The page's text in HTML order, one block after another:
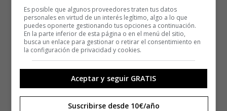
Es posible que algunos proveedores traten tus datos
personales en virtud de un interés legítimo, algo a lo que
puedes oponerte gestionando tus opciones a continuación.
En la parte inferior de esta página o en el menú del sitio,
busca un enlace para gestionar o retirar el consentimiento en
la configuración de privacidad y cookies.
Aceptar y seguir GRATIS
Suscribirse desde 10€/año